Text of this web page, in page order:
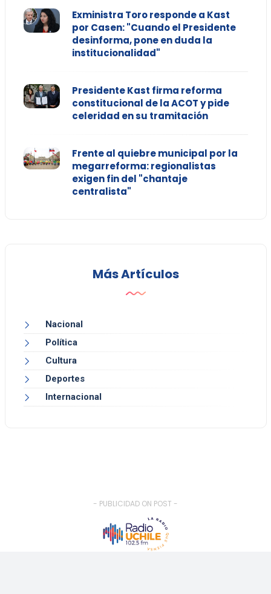
Exministra Toro responde a Kast
por Casen: "Cuando el Presidente
desinforma, pone en duda la
institucionalidad"
Presidente Kast firma reforma
constitucional de la ACOT y pide
celeridad en su tramitación
Frente al quiebre municipal por la
megarreforma: regionalistas
exigen fin del "chantaje
centralista"
Más Artículos
Nacional
Política
Cultura
Deportes
Internacional
- PUBLICIDAD ON POST -